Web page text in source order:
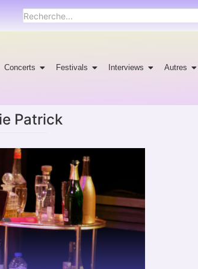
Concerts Festivals Interviews Autres
Patrick